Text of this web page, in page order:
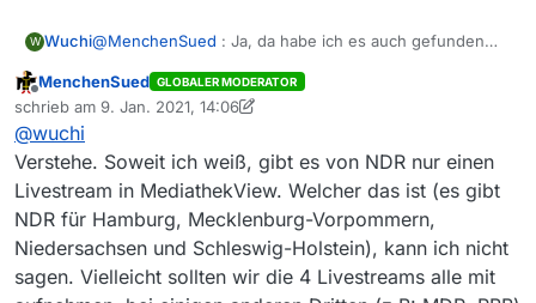
W Wuchi@MenchenSued : Ja, da habe ich es auch gefunden
nicht… oder ich schaue an der verkehrten Stelle…
Zu der entsprechenden Zeit sendet NDR ja
Niedersachsen und keine Wahlmöglichkeit.
Offline
MenchenSued GLOBALER MODERATOR
schrieb am 9. Jan. 2021, 14:06
zuletzt editiert von MenchenSued
@wuchi
Verstehe. Soweit ich weiß, gibt es von NDR nur einen
Livestream in MediathekView. Welcher das ist (es gibt
NDR für Hamburg, Mecklenburg-Vorpommern,
Niedersachsen und Schleswig-Holstein), kann ich nicht
sagen. Vielleicht sollten wir die 4 Livestreams alle mit